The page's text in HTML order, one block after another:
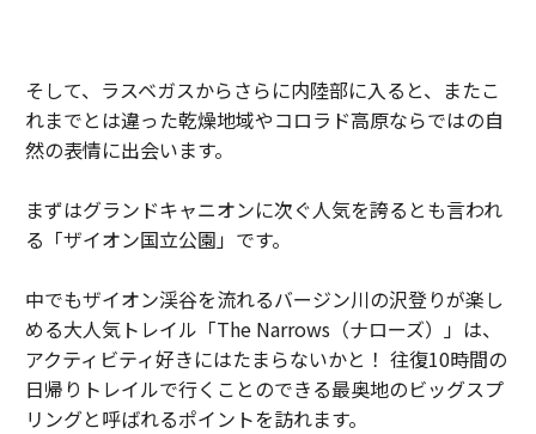
そして、ラスベガスからさらに内陸部に入ると、またこ
れまでとは違った乾燥地域やコロラド高原ならではの自
然の表情に出会います。
まずはグランドキャニオンに次ぐ人気を誇るとも言われ
る「ザイオン国立公園」です。
中でもザイオン渓谷を流れるバージン川の沢登りが楽し
める大人気トレイル「The Narrows（ナローズ）」は、
アクティビティ好きにはたまらないかと！ 往復10時間の
日帰りトレイルで行くことのできる最奥地のビッグスプ
リングと呼ばれるポイントを訪れます。